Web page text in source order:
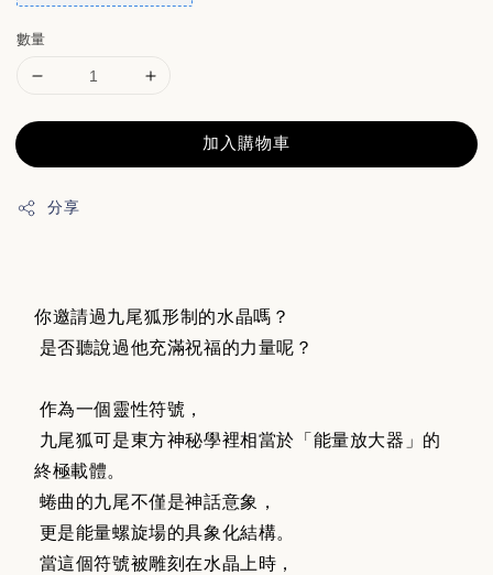
數量
加入購物車
分享
你邀請過九尾狐形制的水晶嗎？
是否聽說過他充滿祝福的力量呢？
作為一個靈性符號，
九尾狐可是東方神秘學裡相當於「能量放大器」的
終極載體。
蜷曲的九尾不僅是神話意象，
更是能量螺旋場的具象化結構。
當這個符號被雕刻在水晶上時，